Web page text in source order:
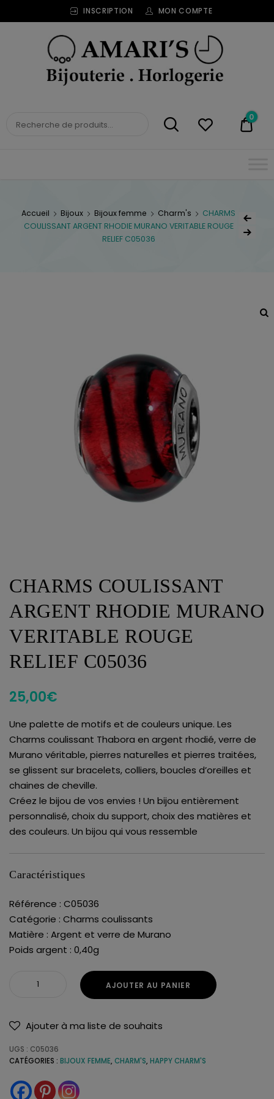
INSCRIPTION MON COMPTE
BIJOUTERIE
0
Accueil Bijoux Bijoux femme Charm's
CHARMS
COULISSANT ARGENT RHODIE MURANO VERITABLE ROUGE
RELIEF C05036
CHARMS COULISSANT
ARGENT RHODIE MURANO
VERITABLE ROUGE
RELIEF C05036
25,00€
Une palette de motifs et de couleurs unique. Les
Charms coulissant Thabora en argent rhodié, verre de
Murano véritable, pierres naturelles et pierres traitées,
se glissent sur bracelets, colliers, boucles d’oreilles et
chaines de cheville.
Créez le bijou de vos envies ! Un bijou entièrement
personnalisé, choix du support, choix des matières et
des couleurs. Un bijou qui vous ressemble
Caractéristiques
Référence : C05036
Catégorie : Charms coulissants
Matière : Argent et verre de Murano
Poids argent : 0,40g
AJOUTER AU PANIER
Ajouter à ma liste de souhaits
UGS : C05036
CATÉGORIES : BIJOUX FEMME, CHARM'S, HAPPY CHARM'S